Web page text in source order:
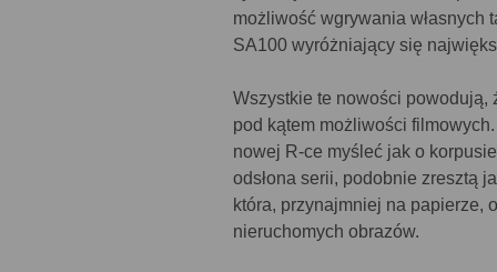
możliwość wgrywania własnych
SA100 wyróżniający się
Wszystkie te nowości powodują,
pod kątem możliwości
nowej R-ce myśleć jak o
odsłona serii, podobnie zresztą
która, przynajmniej na papierze,
nieruchomych obrazów.